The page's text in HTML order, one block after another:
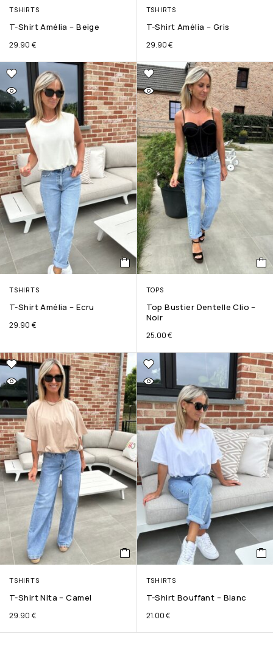
TSHIRTS
T-Shirt Amélia – Beige
29.90 €
TSHIRTS
T-Shirt Amélia – Gris
29.90€
TSHIRTS
T-Shirt Amélia – Ecru
29.90 €
TOPS
Top Bustier Dentelle Clio –
Noir
25.00€
TSHIRTS
T-Shirt Nita – Camel
29.90 €
TSHIRTS
T-Shirt Bouffant – Blanc
21.00€